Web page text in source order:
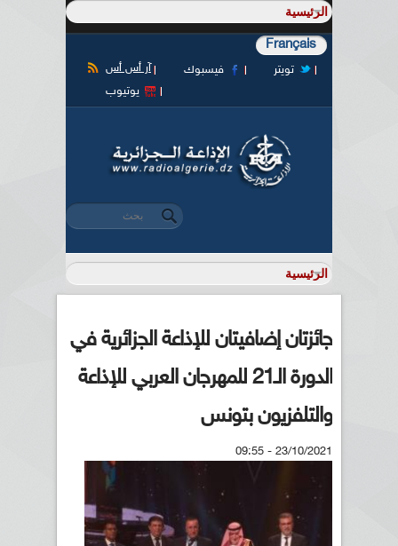
Français
آر أس أس فيسبوك
تويتر
يوتيوب
استمارة البحث
‏بحث ‏
جائزتان إضافيتان للإذاعة الجزائرية في
الدورة الـ21 للمهرجان العربي للإذاعة
والتلفزيون بتونس
23/10/2021 - 09:55